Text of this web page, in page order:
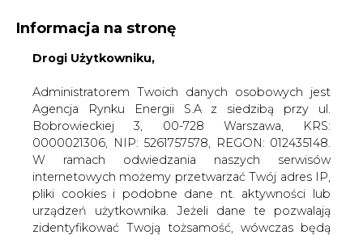
KONTAKT:
WYDAWCA PORTALU:
WYSOKI KONTRAST A A
ZALOGUJ SIĘ
Informacja na stronę
Drogi Użytkowniku,
Administratorem Twoich danych osobowych jest
Agencja Rynku Energii S.A z siedzibą przy ul.
Bobrowieckiej 3, 00-728 Warszawa, KRS:
0000021306, NIP: 5261757578, REGON: 012435148.
W ramach odwiedzania naszych serwisów
internetowych możemy przetwarzać Twój adres IP,
pliki cookies i podobne dane nt. aktywności lub
urządzeń użytkownika. Jeżeli dane te pozwalają
zidentyfikować Twoją tożsamość, wówczas będą